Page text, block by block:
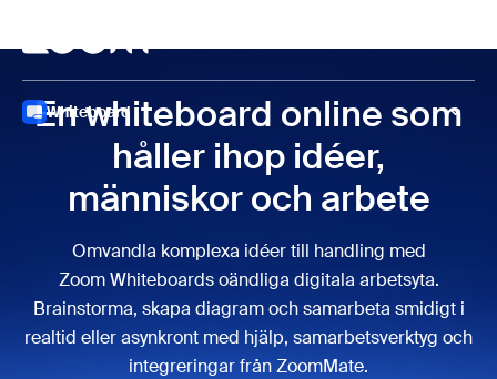
Whiteboard
En whiteboard online som
håller ihop idéer,
människor och arbete
Omvandla komplexa idéer till handling med
Zoom Whiteboards oändliga digitala arbetsyta.
Brainstorma, skapa diagram och samarbeta smidigt i
realtid eller asynkront med hjälp, samarbetsverktyg och
integreringar från ZoomMate.